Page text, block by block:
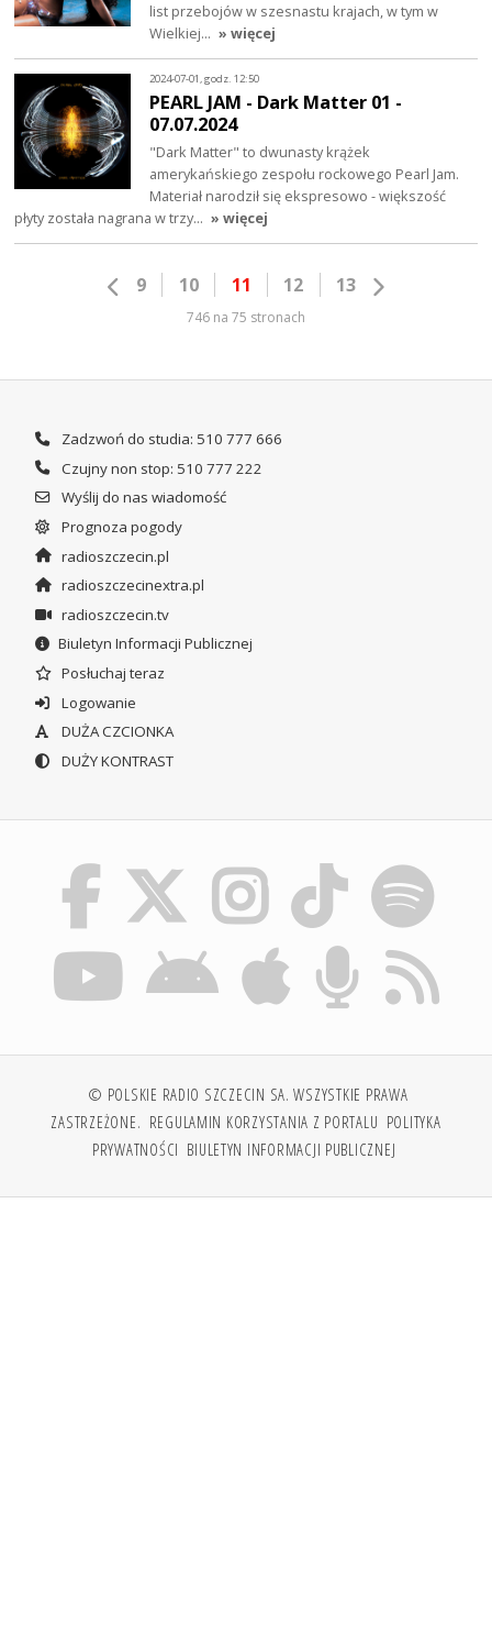
list przebojów w szesnastu krajach, w tym w
Wielkiej… » więcej
2024-07-01, godz. 12:50
PEARL JAM - Dark Matter 01 -
07.07.2024
"Dark Matter" to dwunasty krążek
amerykańskiego zespołu rockowego Pearl Jam.
Materiał narodził się ekspresowo - większość
płyty została nagrana w trzy… » więcej
9 10 11 12 13
746 na 75 stronach
Zadzwoń do studia: 510 777 666
Czujny non stop: 510 777 222
Wyślij do nas wiadomość
Prognoza pogody
radioszczecin.pl
radioszczecinextra.pl
radioszczecin.tv
Biuletyn Informacji Publicznej
Posłuchaj teraz
Logowanie
DUŻA CZCIONKA
DUŻY KONTRAST
© POLSKIE RADIO SZCZECIN SA. WSZYSTKIE PRAWA
ZASTRZEŻONE. REGULAMIN KORZYSTANIA Z PORTALU POLITYKA
PRYWATNOŚCI BIULETYN INFORMACJI PUBLICZNEJ